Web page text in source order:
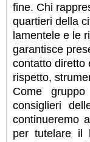
fine. Chi
quartieri della
lamentele e le
garantisce
contatto diretto
rispetto,
Come
consiglieri
continueremo
per tutelare il